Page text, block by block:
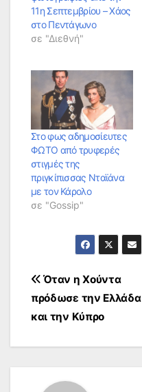
11η Σεπτεμβρίου – Χάος
στο Πεντάγωνο
σε "Διεθνή"
Στο φως αδημοσίευτες
ΦΩΤΟ από τρυφερές
στιγμές της
πριγκίπισσας Νταϊάνα
με τον Κάρολο
σε "Gossip"
Πλοήγηση
άρθρων
Όταν η Χούντα
πρόδωσε την Ελλάδα
και την Κύπρο